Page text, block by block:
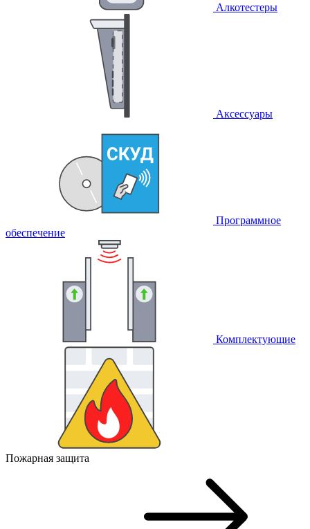
Алкотестеры
Аксессуары
Программное
обеспечение
Комплектующие
Пожарная защита